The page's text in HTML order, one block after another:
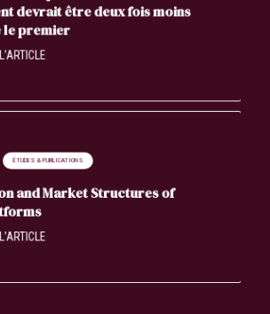
devrait être deux fois moins
le premier
ÉTUDES & PUBLICATIONS
and Market Structures of